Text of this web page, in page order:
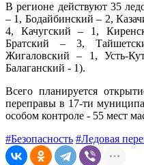
В регионе действуют 35
– 1, Бодайбинский – 2,
4, Качугский – 1,
Братский – 3,
Жигаловский – 1, Усть-
Балаганский - 1).
Всего планируется
переправы в 17-ти
особом контроле - 55 мест
#Безопасность #Ледовая